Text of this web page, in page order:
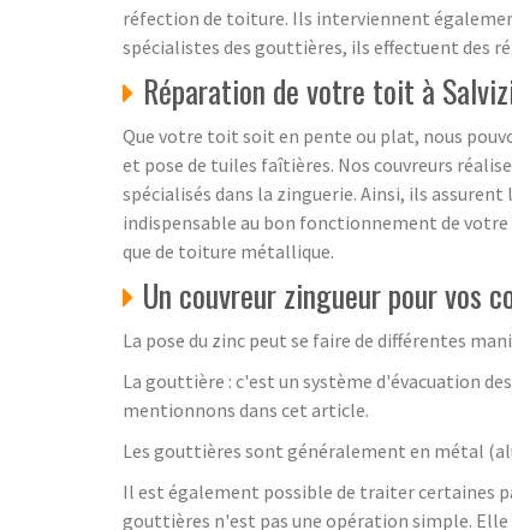
réfection de toiture. Ils interviennent
spécialistes des gouttières, ils effectuent des
Réparation de votre toit à
Que votre toit soit en pente ou plat, nous
et pose de tuiles faîtières. Nos couvreurs
spécialisés dans la zinguerie. Ainsi, ils
indispensable au bon fonctionnement de
que de toiture métallique.
Un couvreur zingueur pour vos
La pose du zinc peut se faire de différentes
La gouttière : c'est un système d'évacuation
mentionnons dans cet article.
Les gouttières sont généralement en métal
Il est également possible de traiter certaines
gouttières n'est pas une opération simple. Elle